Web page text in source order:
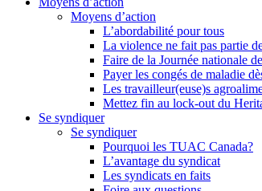
Moyens d’action
L’abordabilité pour tous
La violence ne fait pas partie
Faire de la Journée nationale
Payer les congés de maladie
Les travailleur(euse)s
Mettez fin au lock-out du
Se syndiquer
Se syndiquer
Pourquoi les TUAC Canada?
L’avantage du syndicat
Les syndicats en faits